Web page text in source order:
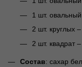
1 шт.
2 шт. круглых
2 шт. квадрат
Состав: сахар